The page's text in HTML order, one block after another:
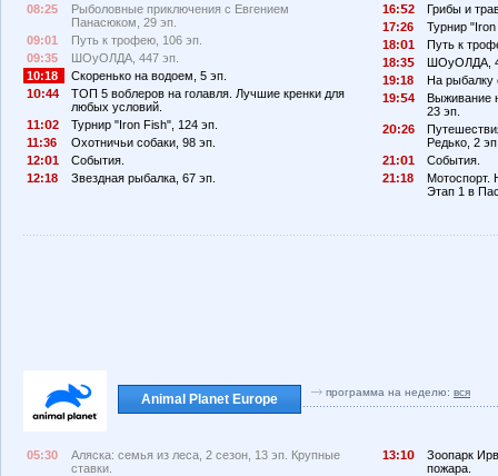
08:25
Рыболовные приключения с Евгением
Панасюком, 29 эп.
09:01
Путь к трофею, 106 эп.
09:35
ШОуОЛДА, 447 эп.
10:18
Скоренько на водоем, 5 эп.
1
:44
ТОП 5 воблеров на голавля. Лучшие кренки для
любых условий.
11:
2
Турнир "Iron Fish", 124 эп.
11:36
Охотничьи собаки, 98 эп.
12:
1
События.
12:18
Звездная рыбалка, 67 эп.
16:
2
Грибы и
17:26
Турнир
18:
1
Путь к
18:3
ШОуОЛДА,
19:18
На рыбалку
19:
4
Выживание
23 эп.
2
:26
Редько, 2
21:
1
События.
21:18
Мотоспорт.
Этап 1 в
Animal Planet Europe программа на неделю: вся
05:30
Аляска: семья из леса, 2 сезон, 13 эп. Крупные
ставки.
13:1
Зоопарк
пожара.